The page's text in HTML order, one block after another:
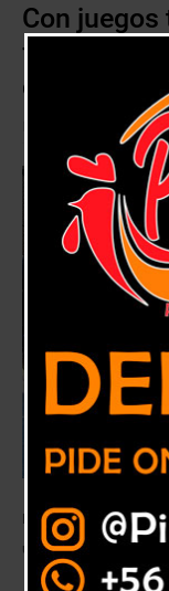
Con
festejos de
cárcel de
13 septiembre, 2018
Durante la próxima
una visita extendida.